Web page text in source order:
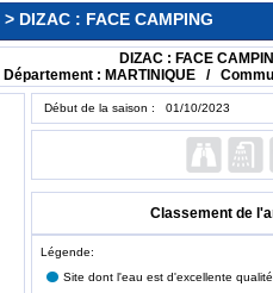
DIZAC : FACE CAMPING
DIZAC : FACE
Département : MARTINIQUE /
Début de la saison : 01/10/2023
Classement de
Légende:
Site dont l'eau est d'excellente qualité